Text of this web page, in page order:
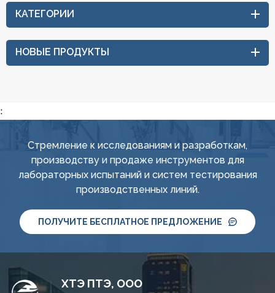
КАТЕГОРИИ
НОВЫЕ ПРОДУКТЫ
:
Стремление к исследованиям и разработкам,
производству и продаже инструментов для
лабораторных испытаний и систем тестирования
производственных линий.
ПОЛУЧИТЕ БЕСПЛАТНОЕ ПРЕДЛОЖЕНИЕ
ХТЭ ПТЭ, ООО